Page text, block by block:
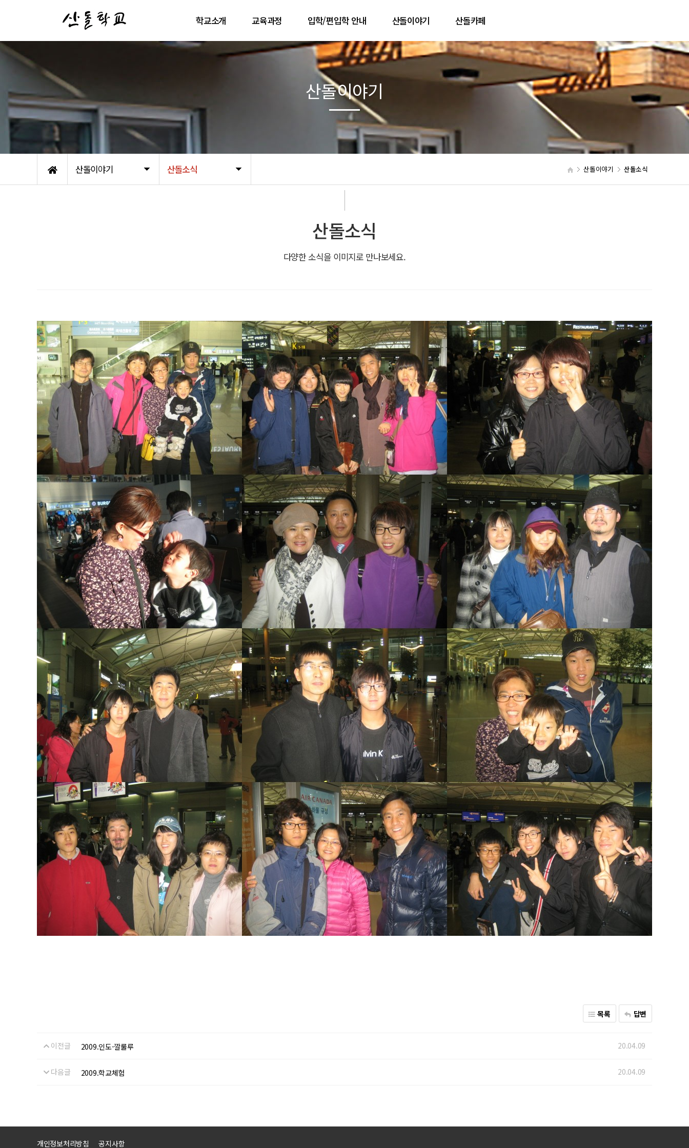
학교소개
학교철학
교육과정
교육과정의 기초
입학/편입학 안내
입학/편입학 안내
산돌이야기
공지사항
산돌카페
네이버카페
산돌이야기 산돌소식 산돌이야기 산돌소식
산돌이야기
산돌소식
다양한 소식을 이미지로 만나보세요.
목록 답변
이전글 2009.인도-깔룰루 20.04.09
다음글 2009.학교체험 20.04.09
개인정보처리방침 공지사항